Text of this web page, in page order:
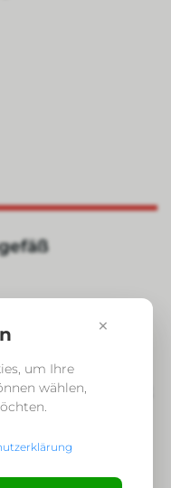
×
um Ihre
wählen,